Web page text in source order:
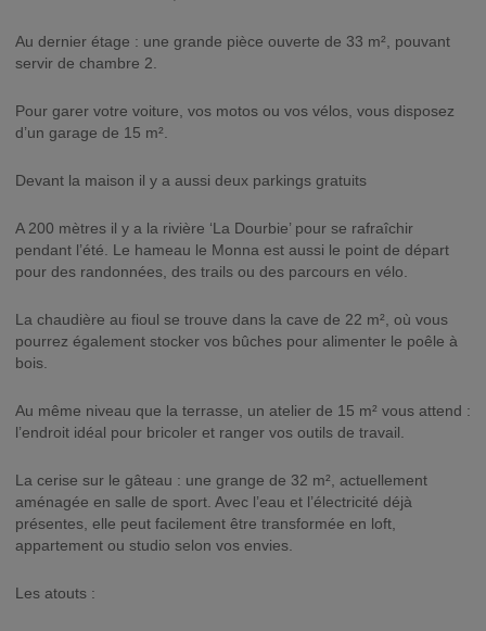
Au dernier étage : une grande pièce ouverte de 33 m², pouvant
servir de chambre 2.
Pour garer votre voiture, vos motos ou vos vélos, vous disposez
d’un garage de 15 m².
Devant la maison il y a aussi deux parkings gratuits
A 200 mètres il y a la rivière ‘La Dourbie’ pour se rafraîchir
pendant l’été. Le hameau le Monna est aussi le point de départ
pour des randonnées, des trails ou des parcours en vélo.
La chaudière au fioul se trouve dans la cave de 22 m², où vous
pourrez également stocker vos bûches pour alimenter le poêle à
bois.
Au même niveau que la terrasse, un atelier de 15 m² vous attend :
l’endroit idéal pour bricoler et ranger vos outils de travail.
La cerise sur le gâteau : une grange de 32 m², actuellement
aménagée en salle de sport. Avec l’eau et l’électricité déjà
présentes, elle peut facilement être transformée en loft,
appartement ou studio selon vos envies.
Les atouts :